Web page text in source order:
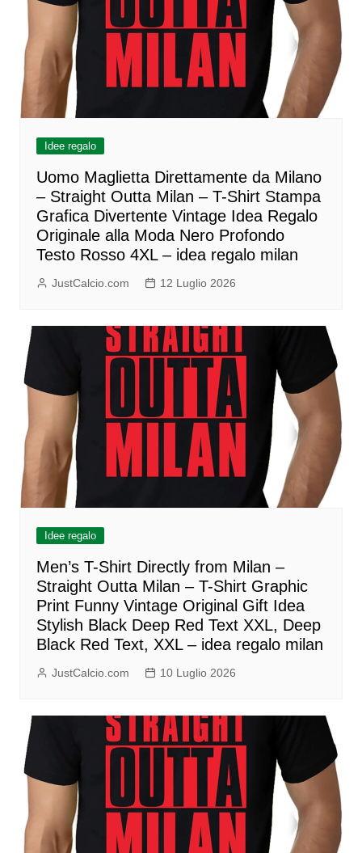
Idee regalo
Uomo Maglietta Direttamente da Milano
– Straight Outta Milan – T-Shirt Stampa
Grafica Divertente Vintage Idea Regalo
Originale alla Moda Nero Profondo
Testo Rosso 4XL – idea regalo milan
JustCalcio.com 12 Luglio 2026
Idee regalo
Men’s T-Shirt Directly from Milan –
Straight Outta Milan – T-Shirt Graphic
Print Funny Vintage Original Gift Idea
Stylish Black Deep Red Text XXL, Deep
Black Red Text, XXL – idea regalo milan
JustCalcio.com 10 Luglio 2026